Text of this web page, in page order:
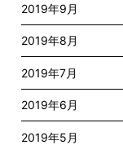
2019年9月
2019年8月
2019年7月
2019年6月
2019年5月